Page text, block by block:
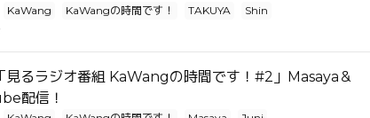
KaWang KaWangの時間です！ TAKUYA
Shin
見るラジオ番組 KaWangの時間です！#2」Masaya＆
配信！